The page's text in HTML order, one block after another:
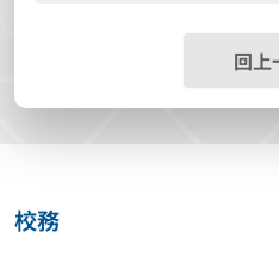
回上
校務